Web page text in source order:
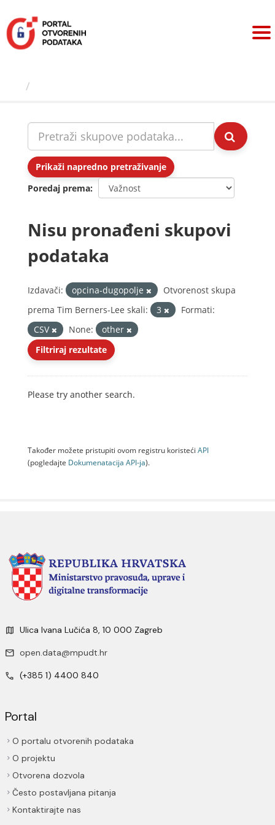
sadržaj
Prikaži napredno pretraživanje
Poredaj prema
Nisu pronađeni skupovi
podataka
Izdavači: opcina-dugopolje
Otvorenost skupa
prema Tim Berners-Lee skali:
3
Formati:
CSV
None:
other
Filtriraj rezultate
Please try another search.
Također možete pristupiti ovom registru koristeći API
(pogledajte Dokumenаtаcijа API-jа).